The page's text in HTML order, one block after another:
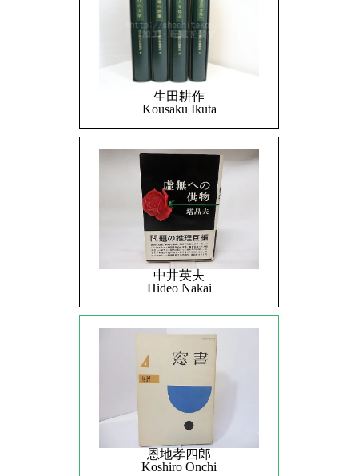
生田耕作
Kousaku Ikuta
中井英夫
Hideo Nakai
恩地孝四郎
Koshiro Onchi